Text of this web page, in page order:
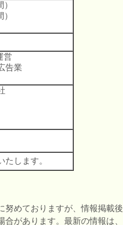
営
告業
たします。
努めておりますが、情報掲載後
があります。最新の情報は、